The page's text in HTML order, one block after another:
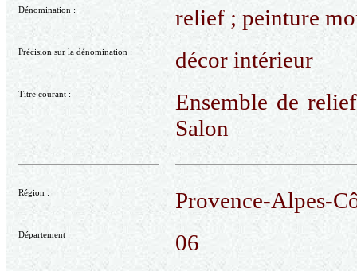
Dénomination : relief ; peinture
Précision sur la dénomination : décor intérieur
Titre courant :
Ensemble de
Salon
Région : Provence-Alpes-
Département : 06